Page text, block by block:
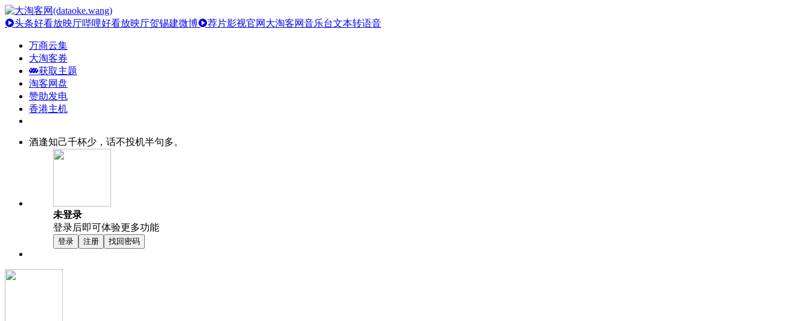
头条好看放映厅哔哩好看放映厅贺锡建微博 荐片影视官网 大淘客网音乐台文本转语音
万商云集
大淘客券
获取主题
淘客网盘
赞助发电
香港主机
酒逢知己千杯少，话不投机半句多。
未登录
登录后即可体验更多功能
登录 注册 找回密码